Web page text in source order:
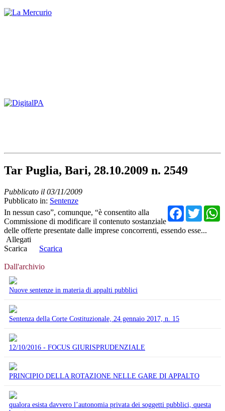
Tar Puglia, Bari, 28.10.2009 n. 2549
Pubblicato il 03/11/2009
Pubblicato in: Sentenze
In nessun caso”, comunque, “è consentito alla
Commissione di modificare il contenuto sostanziale
delle offerte presentate dalle imprese concorrenti, essendo esse...
Allegati
Scarica
Scarica
Dall'archivio
Nuove sentenze in materia di appalti pubblici
Sentenza della Corte Costituzionale, 24 gennaio 2017, n. 15
12/10/2016 - FOCUS GIURISPRUDENZIALE
PRINCIPIO DELLA ROTAZIONE NELLE GARE DI APPALTO
qualora esista davvero l’autonomia privata dei soggetti pubblici, questa